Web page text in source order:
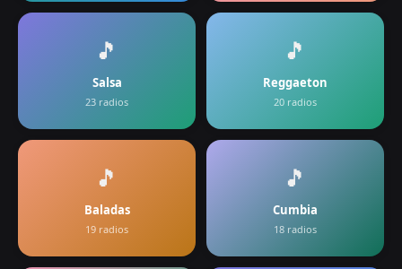
🎵
Salsa
23 radios
🎵
Reggaeton
20 radios
🎵
Baladas
19 radios
🎵
Cumbia
18 radios